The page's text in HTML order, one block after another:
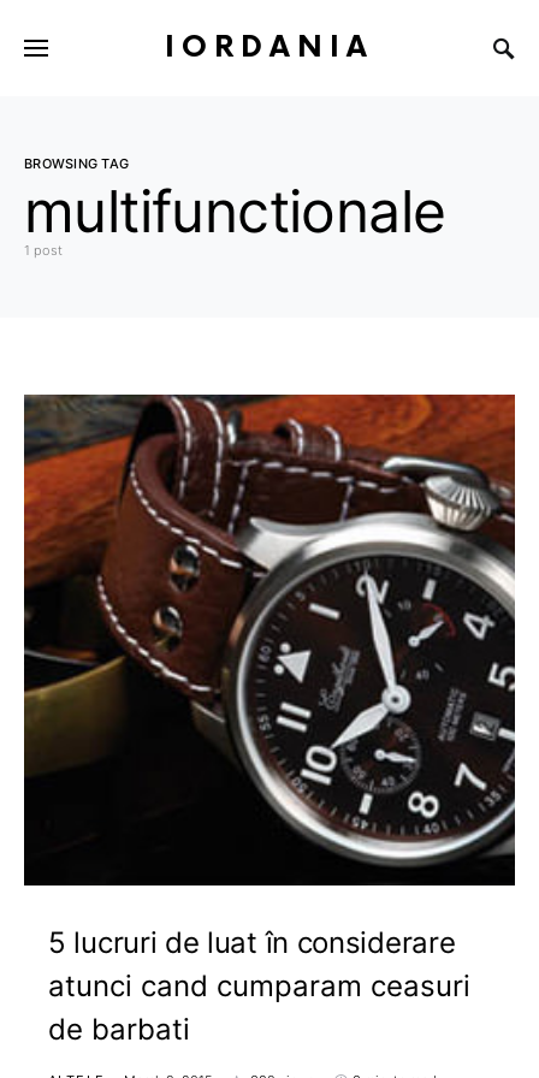
IORDANIA
BROWSING TAG
multifunctionale
1 post
5 lucruri de luat în considerare
atunci cand cumparam ceasuri
de barbati